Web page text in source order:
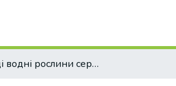
Вищі водні рослини середньої та нижньої частини ріки Тилігул